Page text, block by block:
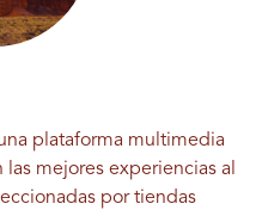
plataforma multimedia
mejores experiencias al
por tiendas